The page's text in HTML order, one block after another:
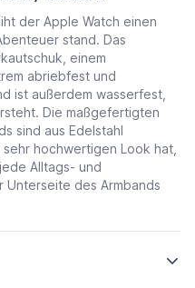
der Apple Watch einen
stand. Das
einem
abriebfest und
ist außerdem wasserfest,
Die maßgefertigten
sind aus Edelstahl
hochwertigen Look hat,
Alltags- und
Unterseite des Armbands